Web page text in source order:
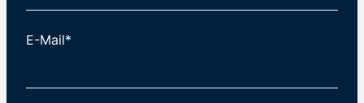
E-Mail*